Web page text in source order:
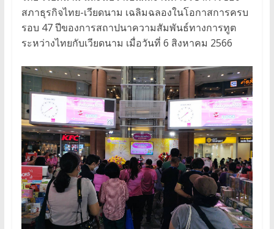
สภาธุรกิจไทย-เวียดนาม เฉลิมฉลองในโอกาสการครบ
รอบ 47 ปีของการสถาปนาความสัมพันธ์ทางการทูต
ระหว่างไทยกับเวียดนาม เมื่อวันที่ 6 สิงหาคม 2566